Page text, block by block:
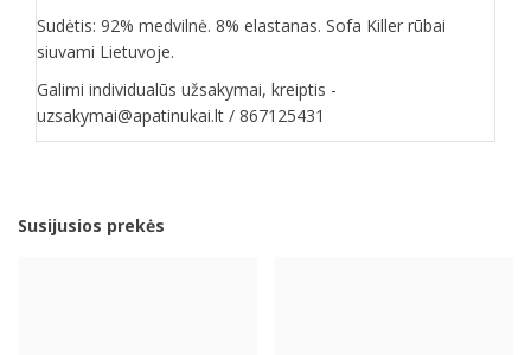
Sudėtis: 92% medvilnė. 8% elastanas. Sofa Killer rūbai
siuvami Lietuvoje.
Galimi individualūs užsakymai, kreiptis -
uzsakymai@apatinukai.lt / 867125431
Susijusios prekės